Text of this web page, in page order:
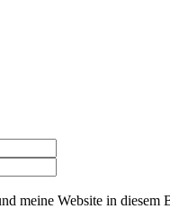
meine Website in diesem